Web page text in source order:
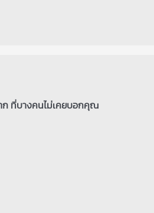
าก ที่บางคนไม่เคยบอกคุณ